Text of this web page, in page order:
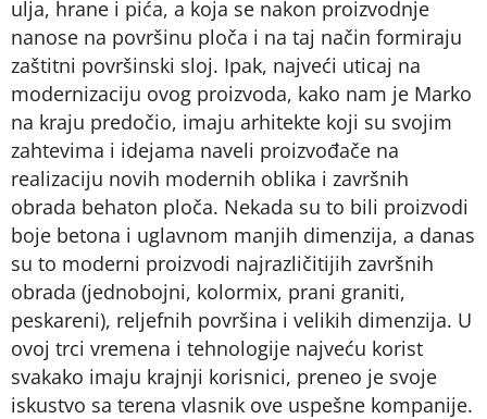
ulja, hrane i pića, a koja se nakon proizvodnje
nanose na površinu ploča i na taj način formiraju
zaštitni površinski sloj. Ipak, najveći uticaj na
modernizaciju ovog proizvoda, kako nam je Marko
na kraju predočio, imaju arhitekte koji su svojim
zahtevima i idejama naveli proizvođače na
realizaciju novih modernih oblika i završnih
obrada behaton ploča. Nekada su to bili proizvodi
boje betona i uglavnom manjih dimenzija, a danas
su to moderni proizvodi najrazličitijih završnih
obrada (jednobojni, kolormix, prani graniti,
peskareni), reljefnih površina i velikih dimenzija. U
ovoj trci vremena i tehnologije najveću korist
svakako imaju krajnji korisnici, preneo je svoje
iskustvo sa terena vlasnik ove uspešne kompanije.